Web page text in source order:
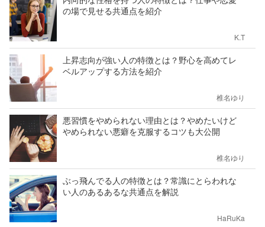
の場で見せる共通点を紹介
K.T
上昇志向が強い人の特徴とは？野心を高めてレ
ベルアップする方法を紹介
椎名ゆり
悪習慣をやめられない理由とは？やめたいけど
やめられない悪癖を克服するコツも大公開
椎名ゆり
ぶっ飛んでる人の特徴とは？常識にとらわれな
い人のあるあるな共通点を解説
HaRuKa